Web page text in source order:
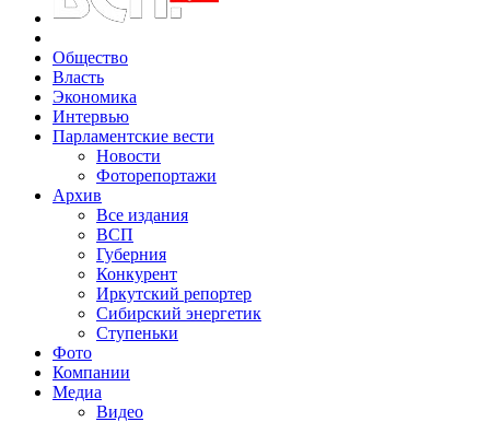
Общество
Власть
Экономика
Интервью
Парламентские вести
Новости
Фоторепортажи
Архив
Все издания
ВСП
Губерния
Конкурент
Иркутский репортер
Сибирский энергетик
Ступеньки
Фото
Компании
Медиа
Видео